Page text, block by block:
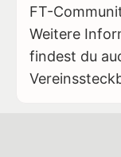
FT-
Weitere
findest du